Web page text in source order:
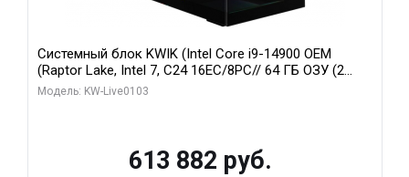
Системный блок KWIK (Intel Core i9-14900 OEM
(Raptor Lake, Intel 7, C24 16EC/8PC// 64 ГБ ОЗУ (2
модуля)/ Afox RTX4090 24GB GDDR6X 384-Bit 3xDP
Модель: KW-Live0103
613 882 руб.